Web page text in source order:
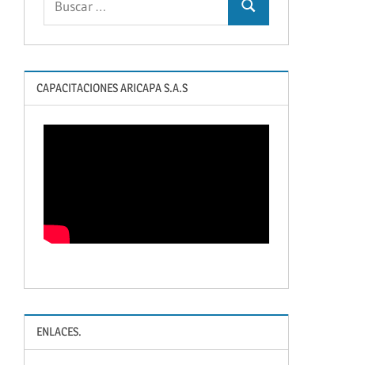
Buscar
CAPACITACIONES ARICAPA S.A.S
ENLACES.